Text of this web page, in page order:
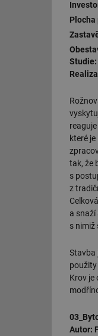
Plocha
které
tak, že
s
z
a snaží
s nimiž
Stavba
Krov je
Autor: